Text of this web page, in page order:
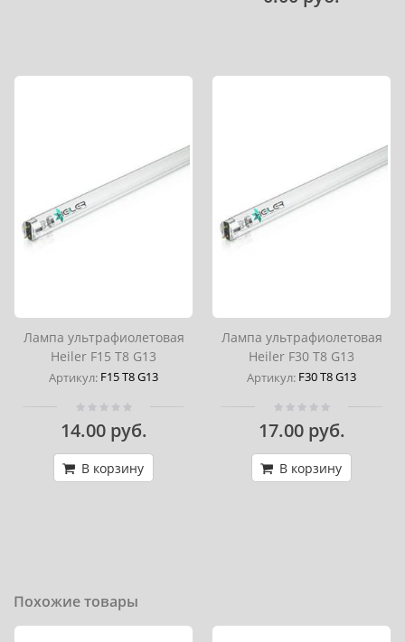
Лампа ультрафиолетовая
Heiler F15 T8 G13
Артикул: F15 T8 G13
14.00 руб.
В корзину
Лампа ультрафиолетовая
Heiler F30 T8 G13
Артикул: F30 T8 G13
17.00 руб.
В корзину
Похожие товары